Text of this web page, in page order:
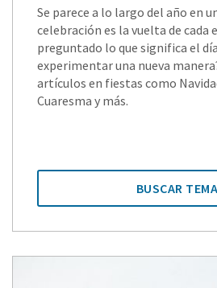
Se parece a lo largo del año en
celebración es la vuelta de cada
preguntado lo que significa el
experimentar una nueva
artículos en fiestas como
Cuaresma y más.
BUSCAR